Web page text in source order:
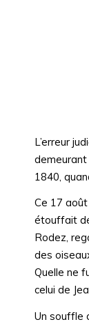
L’erreur
demeurant
1840,
Ce 17
étouffait
Rodez,
des
Quelle ne
celui de
Un souffle